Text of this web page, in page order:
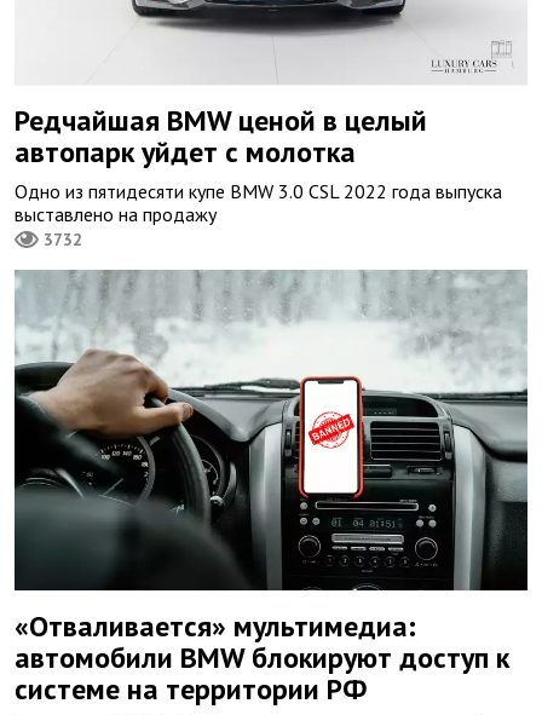
Редчайшая BMW ценой в целый
автопарк уйдет с молотка
Одно из пятидесяти купе BMW 3.0 CSL 2022 года выпуска
выставлено на продажу
3732
«Отваливается» мультимедиа:
автомобили BMW блокируют доступ к
системе на территории РФ